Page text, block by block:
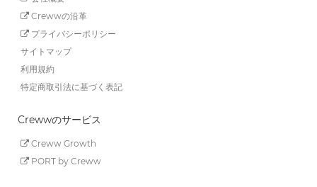
Crewwの沿革
プライバシーポリシー
サイトマップ
利用規約
特定商取引法に基づく表記
Crewwのサービス
Creww Growth
PORT by Creww